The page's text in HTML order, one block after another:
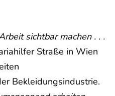
sichtbar machen . . .
Straße in Wien
Bekleidungsindustrie.